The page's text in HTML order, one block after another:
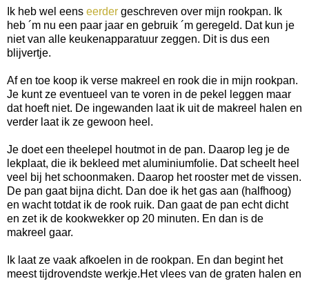
Ik heb wel eens eerder geschreven over mijn rookpan. Ik
heb ´m nu een paar jaar en gebruik ´m geregeld. Dat kun je
niet van alle keukenapparatuur zeggen. Dit is dus een
blijvertje.
Af en toe koop ik verse makreel en rook die in mijn rookpan.
Je kunt ze eventueel van te voren in de pekel leggen maar
dat hoeft niet. De ingewanden laat ik uit de makreel halen en
verder laat ik ze gewoon heel.
Je doet een theelepel houtmot in de pan. Daarop leg je de
lekplaat, die ik bekleed met aluminiumfolie. Dat scheelt heel
veel bij het schoonmaken. Daarop het rooster met de vissen.
De pan gaat bijna dicht. Dan doe ik het gas aan (halfhoog)
en wacht totdat ik de rook ruik. Dan gaat de pan echt dicht
en zet ik de kookwekker op 20 minuten. En dan is de
makreel gaar.
Ik laat ze vaak afkoelen in de rookpan. En dan begint het
meest tijdrovendste werkje.Het vlees van de graten halen en